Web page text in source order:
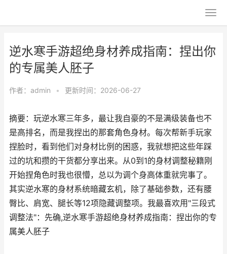
逆水寒手游超绝身材养成指南：捏出你
的专属美人胚子
作者： admin • 更新时间：2026-06-27
摘要：玩逆水寒三年多，最让我自豪的不是满级装备也不
是高排名，而是我捏出的那套角色身材。每次帮新手玩家
捏脸时，看到他们对身材比例的困惑，我就想把这些年踩
过的坑和攒的干货都分享出来。从0到1的身材调整秘籍刚
开始捏角色时我也很懵，总以为调个身高体重就完事了。
其实逆水寒的身材系统暗藏玄机，除了基础参数，还有腰
臀比、肩宽、腿长等12项隐藏调整项。我最喜欢用"三段式
调整法"：先确,逆水寒手游超绝身材养成指南：捏出你的专
属美人胚子